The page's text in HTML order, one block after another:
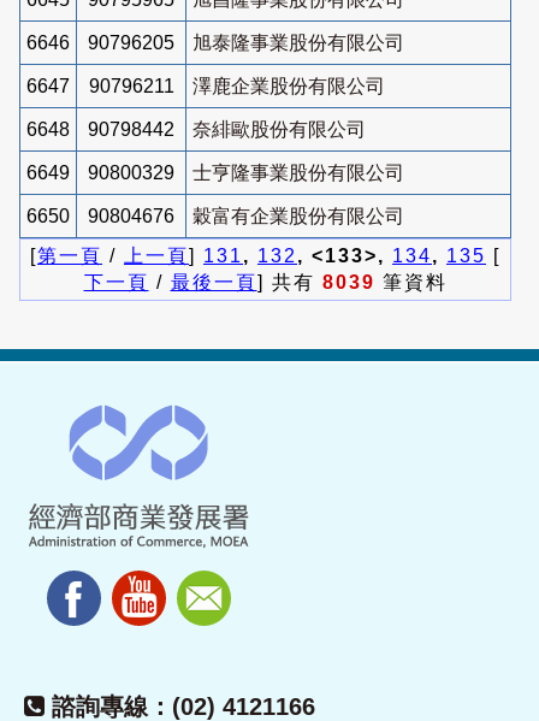
6646 90796205 旭泰隆事業股份有限公司
6647 90796211 澤鹿企業股份有限公司
6648 90798442 奈緋歐股份有限公司
6649 90800329 士亨隆事業股份有限公司
6650 90804676
穀富有企業股份有限公司
[第一頁 / 上一頁] 131 , 132 , <133>, 134, 135 [
下一頁 / 最後一頁] 共有 8039 筆資料
諮詢專線：(02) 4121166